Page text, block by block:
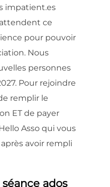
impatient.es
ce
pour pouvoir
Nous
personnes
Pour rejoindre
remplir le
ET de payer
Asso qui vous
avoir rempli
ados